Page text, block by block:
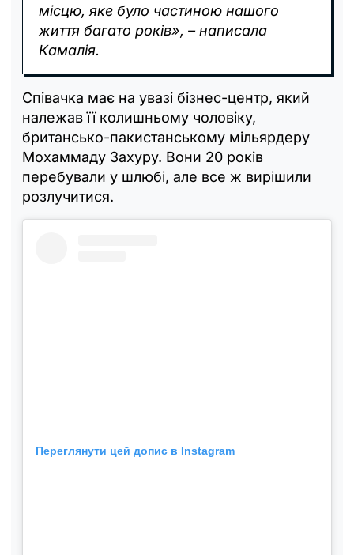
місцю, яке було частиною нашого
життя багато років», – написала
Камалія.
Співачка має на увазі бізнес-центр, який
належав її колишньому чоловіку,
британсько-пакистанському мільярдеру
Мохаммаду Захуру. Вони 20 років
перебували у шлюбі, але все ж вирішили
розлучитися.
Переглянути цей допис в Instagram